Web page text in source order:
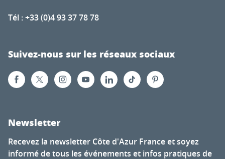
Tél : +33 (0)4 93 37 78 78
Suivez-nous sur les réseaux sociaux
Newsletter
Recevez la newsletter Côte d'Azur France et soyez
informé de tous les événements et infos pratiques de